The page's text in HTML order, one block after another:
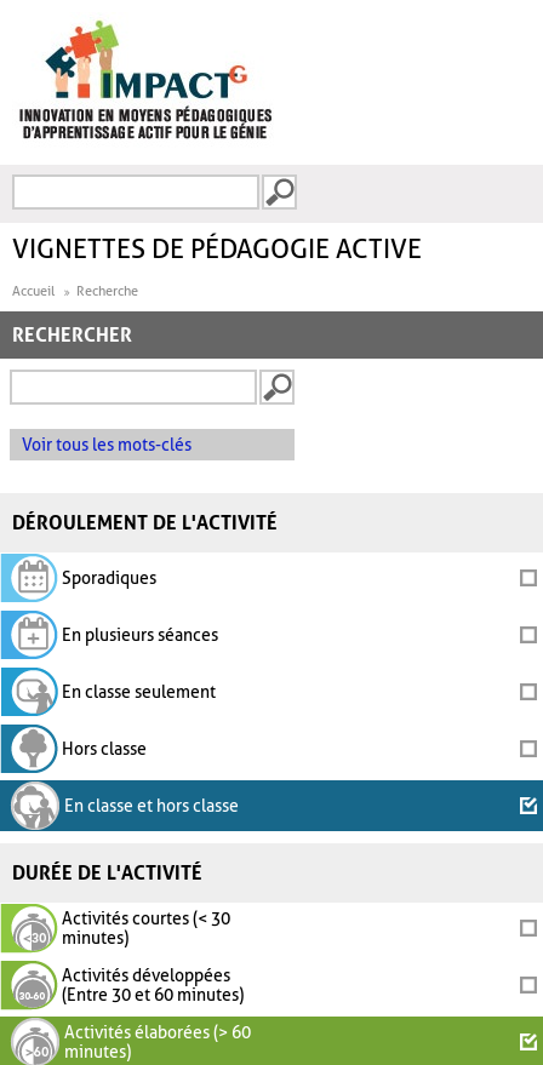
FORMULAIRE DE
VIGNETTES DE PÉDAGOGIE ACTIVE
Accueil Recherche
RECHERCHER
Voir tous les mots-clés
DÉROULEMENT DE L'ACTIVITÉ
Sporadiques
En plusieurs séances
En classe seulement
Hors classe
En classe et hors classe
DURÉE DE L'ACTIVITÉ
Activités courtes (< 30
minutes)
Activités développées
(Entre 30 et 60 minutes)
Activités élaborées (> 60
minutes)